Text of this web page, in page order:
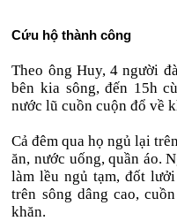
Cứu hộ thành công
Theo ông Huy, 4 người
bên kia sông, đến 15h
nước lũ cuồn cuộn đổ về
Cả đêm qua họ ngủ lại
ăn, nước uống, quần áo.
làm lều ngủ tạm, đốt
trên sông dâng cao,
khăn.